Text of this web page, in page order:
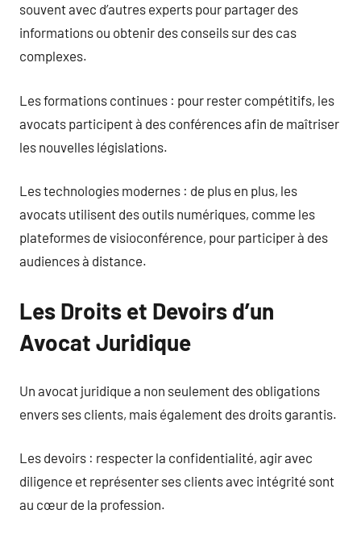
souvent avec d’autres experts pour partager des
informations ou obtenir des conseils sur des cas
complexes.
Les formations continues : pour rester compétitifs, les
avocats participent à des conférences afin de maîtriser
les nouvelles législations.
Les technologies modernes : de plus en plus, les
avocats utilisent des outils numériques, comme les
plateformes de visioconférence, pour participer à des
audiences à distance.
Les Droits et Devoirs d’un
Avocat Juridique
Un avocat juridique a non seulement des obligations
envers ses clients, mais également des droits garantis.
Les devoirs : respecter la confidentialité, agir avec
diligence et représenter ses clients avec intégrité sont
au cœur de la profession.